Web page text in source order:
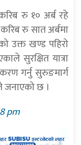
रु १० अर्ब रहे
करिब रु सात अर्बमा
उक्त खण्ड पहिरो
सुरक्षित यात्रा
गर्नु सुरुङमार्ग
जनाएको छ ।
pm